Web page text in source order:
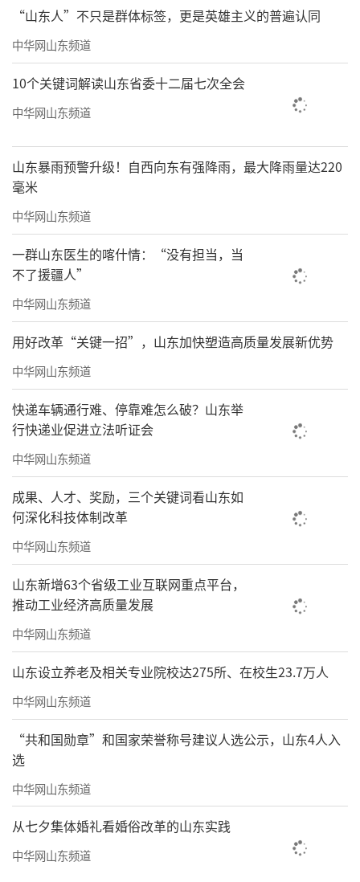
码放砖坯
特色美食：什香面、清真八大碗、丁马甲
鱼宴、烧卖、捶鸡面、托板豆腐、由家喜铺、
刘垓子白仁、进京腐乳等。
什香面：什（shi，二声，取自“什锦”之
意）香面，也称为“十香面”，其烹饪制作工
艺流程讲究，菜码品种多样。
清真八大碗：“八大碗”即烧肉、炖肉、
松花羊肉、黄焖肉、肉杂拌、清汆丸子、圈巧
阁、黄焖鸡。八大碗除了色、香、味俱佳外，
更加注重“一肉二汤三滋补”，原料以牛、羊
肉为主，牛羊肉不仅营养丰富，而且其味佳
美。
创意产品：临清贡砖、面塑、刻瓷、蛋
雕、大汉青铜器、礼服呢布鞋等。
刻瓷：刻瓷是一种集绘画、书法、刻镂于
一体的传统艺术技能，其作品既能表现国画的
笔墨神韵，又有着浓厚的金石趣味，古朴且有
新意，庄重而不失华美。
礼服呢布鞋：礼服呢皮底布鞋的制作工艺
考究，有制袼褙、裁剪鞋样、圈边、填制鞋
底、纳鞋底、闷底、裁剪鞋帮、沿口、上鞋、
上鞋楦、烘烤等十余道工序。
六、交通方式
自驾：临清市钞关距市区约1公里，车程5
分钟；运河钞关到鳌头矶约1公里，车程5分
“山东人”不只是群体标签，更是英雄主义的普遍认同
中华网山东频道
10个关键词解读山东省委十二届七次全会
中华网山东频道
山东暴雨预警升级！自西向东有强降雨，最大降雨量达220
毫米
中华网山东频道
一群山东医生的喀什情：“没有担当，当
不了援疆人”
中华网山东频道
用好改革“关键一招”，山东加快塑造高质量发展新优势
中华网山东频道
快递车辆通行难、停靠难怎么破？山东举
行快递业促进立法听证会
中华网山东频道
成果、人才、奖励，三个关键词看山东如
何深化科技体制改革
中华网山东频道
山东新增63个省级工业互联网重点平台，
推动工业经济高质量发展
中华网山东频道
山东设立养老及相关专业院校达275所、在校生23.7万人
中华网山东频道
“共和国勋章”和国家荣誉称号建议人选公示，山东4人入
选
中华网山东频道
从七夕集体婚礼看婚俗改革的山东实践
中华网山东频道